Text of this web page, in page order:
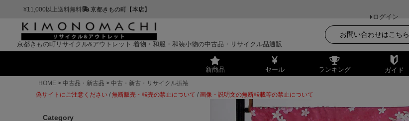
¥11,000以上送料無料 京都きもの町【本店】
ログイン
京都きもの町リサイクル&アウトレット 着物・和服・和装小物の中古品・リサイクル品通販
お問い合わせはこちら
新商品 セール ランキング ガイド
HOME 中古品・新古品
中古・新古・リサイクル振袖
偽サイトにご注意ください / 無断販売・転売の禁止について / 画像・説明文の無断転載等の禁止について
Category